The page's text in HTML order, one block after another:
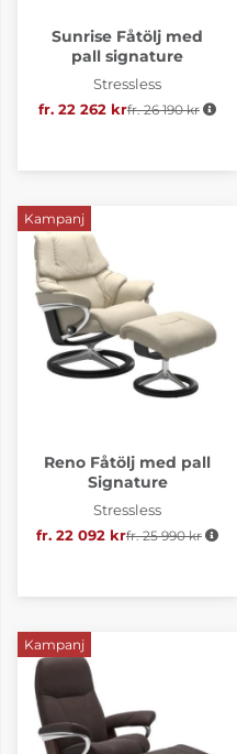
Sunrise Fåtölj med
pall signature
Stressless
fr. 22 262 krOrdinarie pris:
fr. 26 190 kr
Kampanj
Reno Fåtölj med pall
Signature
Stressless
fr. 22 092 krOrdinarie pris:
fr. 25 990 kr
Kampanj